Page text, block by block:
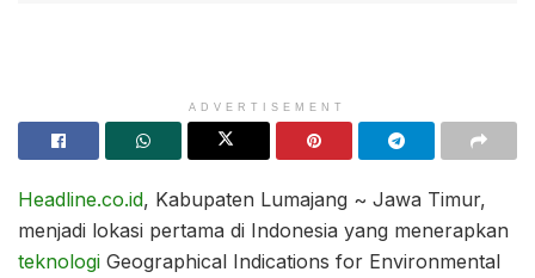
ADVERTISEMENT
Headline.co.id, Kabupaten Lumajang ~ Jawa Timur,
menjadi lokasi pertama di Indonesia yang menerapkan
teknologi Geographical Indications for Environmental